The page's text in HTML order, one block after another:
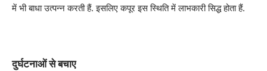
में भी बाधा उत्पन्न करती हैं. इसलिए कपूर इस स्थिति में लाभकारी सिद्ध होता हैं.
दुर्घटनाओं से बचाए